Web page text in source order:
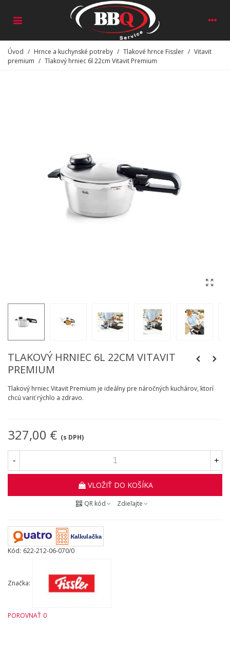
Úvod / Hrnce a kuchynské potreby / Tlakové hrnce Fissler / Vitavit
premium / Tlakový hrniec 6l 22cm Vitavit Premium
TLAKOVÝ HRNIEC 6L 22CM VITAVIT
PREMIUM
Tlakový hrniec Vitavit Premium je ideálny pre náročných kuchárov, ktorí
chcú variť rýchlo a zdravo.
327,00 € (s DPH)
- +
VLOŽIŤ DO KOŠÍKA
QR kód Zdieľajte
Kód: 622-212-06-070/0
Značka:
POROVNAŤ 0